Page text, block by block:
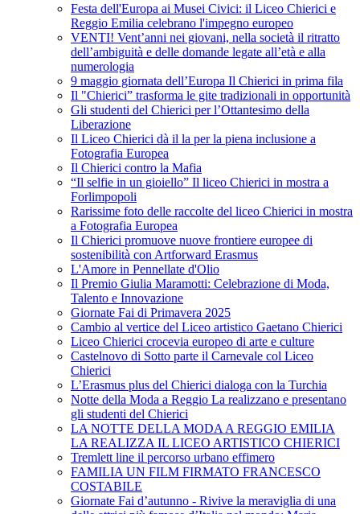
Festa dell'Europa ai Musei Civici: il Liceo Chierici e
Reggio Emilia celebrano l'impegno europeo
VENTI! Vent’anni nei giovani, nella società il ritratto
dell’ambiguità e delle domande legate all’età e alla
numerologia
9 maggio giornata dell’Europa Il Chierici in prima fila
Il "Chierici” trasforma le gite tradizionali in opportunità
Gli studenti del Chierici per l’Ottantesimo della
Liberazione
Il Liceo Chierici dà il la per la piena inclusione a
Fotografia Europea
Il Chierici contro la Mafia
“Il selfie in un gioiello” Il liceo Chierici in mostra a
Forlimpopoli
Rarissime foto delle raccolte del liceo Chierici in mostra
a Fotografia Europea
Il Chierici promuove nuove frontiere europee di
sostenibilità con Artforward Erasmus
L'Amore in Pennellate d'Olio
Il Premio Giulia Maramotti: Celebrazione di Moda,
Talento e Innovazione
Giornate Fai di Primavera 2025
Cambio al vertice del Liceo artistico Gaetano Chierici
Liceo Chierici crocevia europeo di arte e culture
Castelnovo di Sotto parte il Carnevale col Liceo
Chierici
L’Erasmus plus del Chierici dialoga con la Turchia
Notte della Moda a Reggio La realizzano e presentano
gli studenti del Chierici
LA NOTTE DELLA MODA A REGGIO EMILIA
LA REALIZZA IL LICEO ARTISTICO CHIERICI
Tremlett line il percorso urbano effimero
FAMILIA UN FILM FIRMATO FRANCESCO
COSTABILE
Giornate Fai d’autunno - Rivive la meraviglia di una